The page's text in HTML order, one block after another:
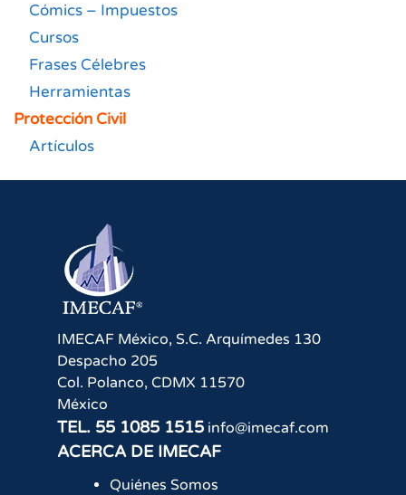
Cómics – Impuestos
Cursos
Frases Célebres
Herramientas
Protección Civil
Artículos
IMECAF México, S.C. Arquímedes 130
Despacho 205
Col. Polanco, CDMX 11570
México
TEL. 55 1085 1515 info@imecaf.com
ACERCA DE IMECAF
Quiénes Somos